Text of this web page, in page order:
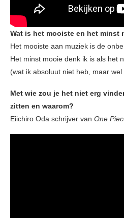
Wat is het mooiste en het minst
Het mooiste aan muziek is de
Het minst mooie denk ik is als het
(wat ik absoluut niet heb, maar
Met wie zou je het niet erg
zitten en waarom?
Eiichiro Oda schrijver van One